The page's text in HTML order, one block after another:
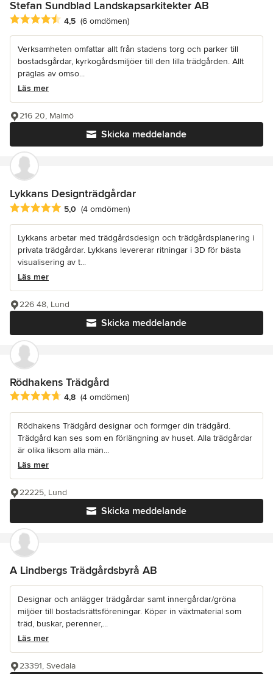
Stefan Sundblad Landskapsarkitekter AB
Genomsnittligt omdöme: 4.5 av 5 stjärnor
4,5 (6 omdömen)
Verksamheten omfattar allt från stadens torg och parker till
bostadsgårdar, kyrkogårdsmiljöer till den lilla trädgården. Allt
präglas av omso...
Läs mer
Skicka meddelande
216 20, Malmö
Lykkans Designträdgårdar
Genomsnittligt omdöme: 5 av 5 stjärnor
5,0 (4 omdömen)
Lykkans arbetar med trädgårdsdesign och trädgårdsplanering i
privata trädgårdar. Lykkans levererar ritningar i 3D för bästa
visualisering av t...
Läs mer
Skicka meddelande
226 48, Lund
Rödhakens Trädgård
Genomsnittligt omdöme: 4.8 av 5 stjärnor
4,8 (4 omdömen)
Rödhakens Trädgård designar och formger din trädgård.
Trädgård kan ses som en förlängning av huset. Alla trädgårdar
är olika liksom alla män...
Läs mer
Skicka meddelande
22225, Lund
A Lindbergs Trädgårdsbyrå AB
Designar och anlägger trädgårdar samt innergårdar/gröna
miljöer till bostadsrättsföreningar. Köper in växtmaterial som
träd, buskar, perenner,...
Läs mer
23391, Svedala